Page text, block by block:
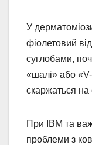
У
фіолетовий
суглобами,
«шалі» або «V-
скаржаться на
При IBM та
проблеми з